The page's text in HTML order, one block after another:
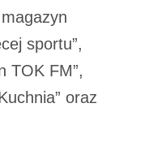
sportu”,
TOK FM”,
oraz
z o.o., jej
S.A. na Twoim
chwili zmienić
wywołując
dot.
„Ustawienia
do „Ustawień